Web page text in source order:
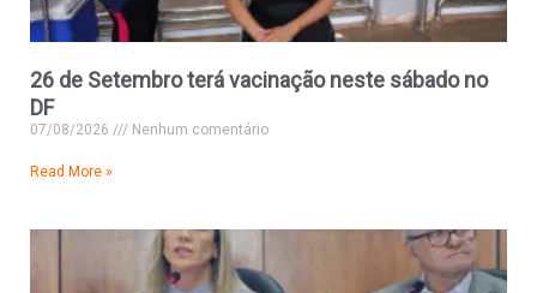
26 de Setembro terá vacinação neste sábado no
DF
07/08/2026 Nenhum comentário
Read More »